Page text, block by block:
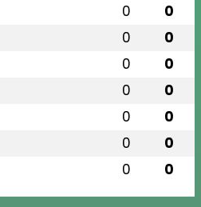
0 0
0 0
0 0
0 0
0 0
0 0
0 0